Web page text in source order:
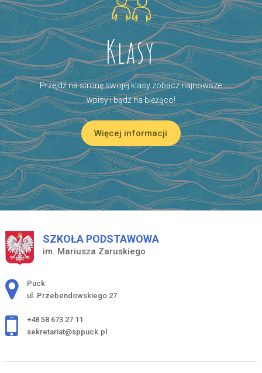
Klasy
Przejdź na stronę swojej klasy zobacz najnowsze
wpisy i bądź na bieżąco!
Więcej informacji
SZKOŁA PODSTAWOWA
im. Mariusza Zaruskiego
Adres pocztowy:
Puck
ul. Przebendowskiego 27
+48 58 673 27 11
sekretariat@sppuck.pl